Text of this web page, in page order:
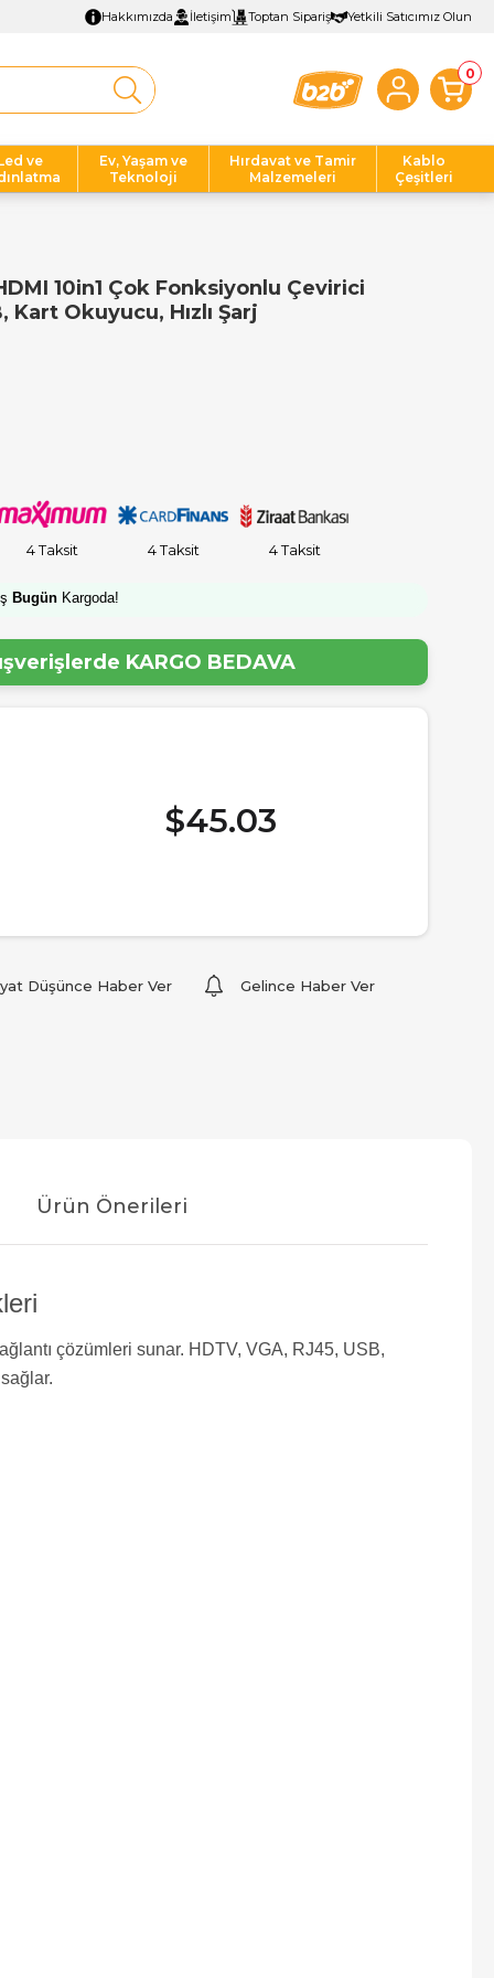
Hakkımızda İletişim Toptan Sipariş Yetkili Satıcımız Olun
0
ve
Ev, Yaşam ve
Teknoloji
Hırdavat ve Tamir
Malzemeleri
Kablo
Çeşitleri
10in1 Çok Fonksiyonlu Çevirici
Kart Okuyucu, Hızlı Şarj
4 Taksit 4 Taksit 4 Taksit
Bugün Kargoda!
KARGO BEDAVA
$45.03
Düşünce Haber Ver Gelince Haber Ver
Ürün Önerileri
çözümleri sunar. HDTV, VGA, RJ45, USB,